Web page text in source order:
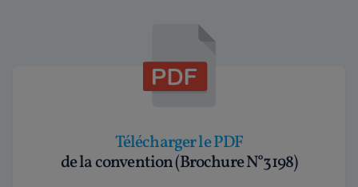
Télécharger le PDF
de la convention (Brochure N°3198)